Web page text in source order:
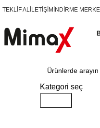
TEKLİF AL İLETİŞİM İNDİRME
Kategori seç